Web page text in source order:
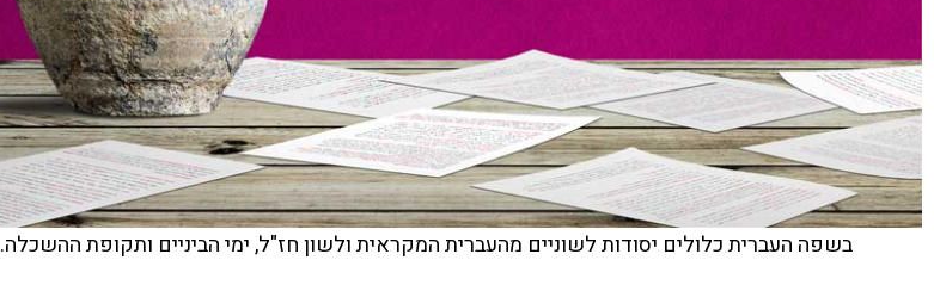
בשפה העברית כלולים יסודות לשוניים מהעברית המקראית ולשון חז"ל, ימי הביניים ותקופת ההשכלה.